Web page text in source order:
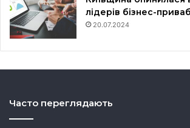
лідерів бізнес-
20.07.2024
Часто переглядають